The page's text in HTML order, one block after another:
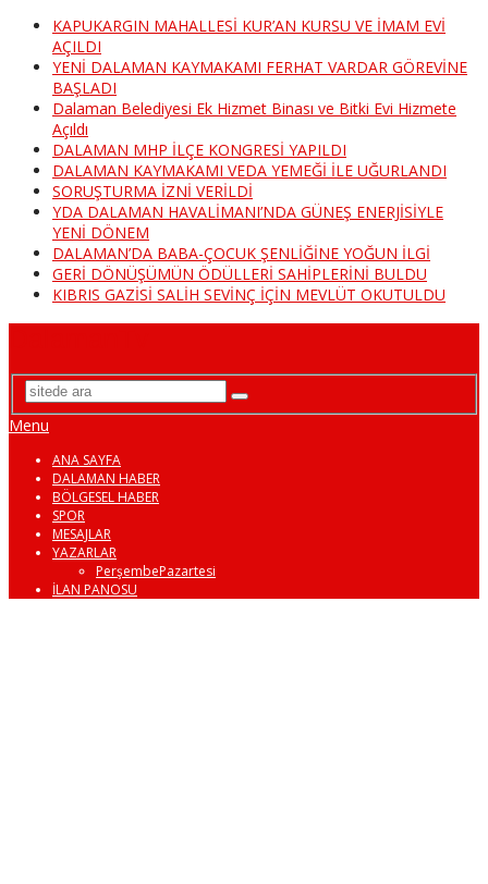
KAPUKARGIN MAHALLESİ KUR’AN KURSU VE İMAM EVİ
AÇILDI
YENİ DALAMAN KAYMAKAMI FERHAT VARDAR GÖREVİNE
BAŞLADI
Dalaman Belediyesi Ek Hizmet Binası ve Bitki Evi Hizmete
Açıldı
DALAMAN MHP İLÇE KONGRESİ YAPILDI
DALAMAN KAYMAKAMI VEDA YEMEĞİ İLE UĞURLANDI
SORUŞTURMA İZNİ VERİLDİ
YDA DALAMAN HAVALİMANI’NDA GÜNEŞ ENERJİSİYLE
YENİ DÖNEM
DALAMAN’DA BABA-ÇOCUK ŞENLİĞİNE YOĞUN İLGİ
GERİ DÖNÜŞÜMÜN ÖDÜLLERİ SAHİPLERİNİ BULDU
KIBRIS GAZİSİ SALİH SEVİNÇ İÇİN MEVLÜT OKUTULDU
Menu
ANA SAYFA
DALAMAN HABER
BÖLGESEL HABER
SPOR
MESAJLAR
YAZARLAR
PerşembePazartesi
İLAN PANOSU